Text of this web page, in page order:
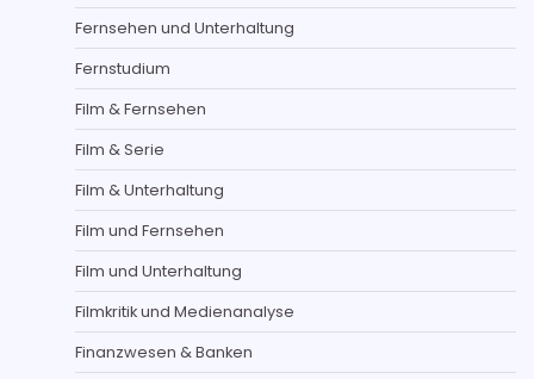
Fernsehen und Unterhaltung
Fernstudium
Film & Fernsehen
Film & Serie
Film & Unterhaltung
Film und Fernsehen
Film und Unterhaltung
Filmkritik und Medienanalyse
Finanzwesen & Banken